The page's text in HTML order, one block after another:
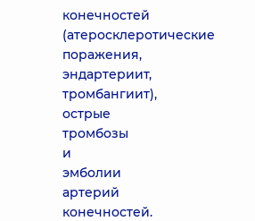
конечностей
(атеросклеротические
поражения,
эндартериит,
тромбангиит),
острые
тромбозы
и
эмболии
артерий
конечностей.